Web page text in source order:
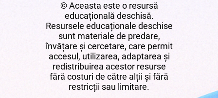
© Aceasta este o resursă
educațională deschisă.
Resursele educaționale deschise
sunt materiale de predare,
învățare și cercetare, care permit
accesul, utilizarea, adaptarea și
redistribuirea acestor resurse
fără costuri de către alții și fără
restricții sau limitare.